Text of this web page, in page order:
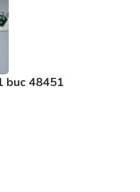
buc 48451